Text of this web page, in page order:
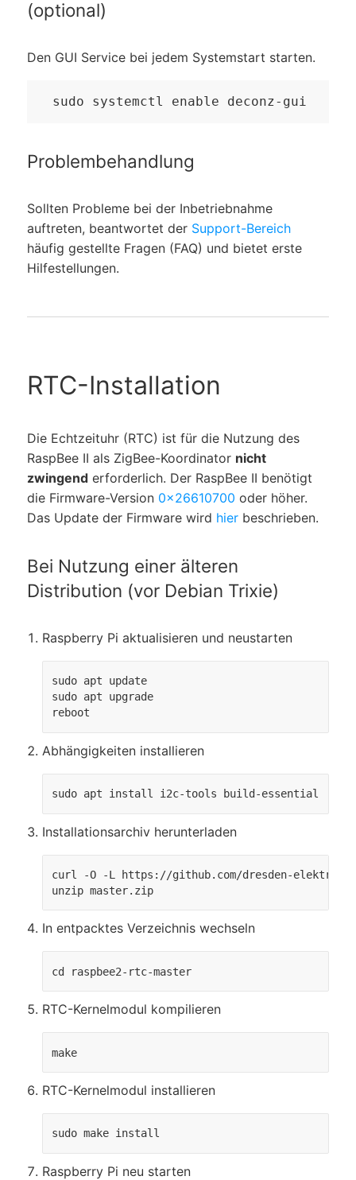
(optional)
Den GUI Service bei jedem Systemstart starten.
sudo systemctl enable deconz-gui
Problembehandlung
Sollten Probleme bei der Inbetriebnahme
auftreten, beantwortet der Support-Bereich
häufig gestellte Fragen (FAQ) und bietet erste
Hilfestellungen.
RTC-Installation
Die Echtzeituhr (RTC) ist für die Nutzung des
RaspBee II als ZigBee-Koordinator nicht
zwingenderforderlich. Der RaspBee II benötigt
die Firmware-Version 0x26610700 oder höher.
Das Update der Firmware wird hierbeschrieben.
Bei Nutzung einer älteren
Distribution (vor Debian Trixie)
Raspberry Pi aktualisieren und neustarten
sudo apt update
sudo apt upgrade
reboot
Abhängigkeiten installieren
sudo apt install i2c-tools build-essential
Installationsarchiv herunterladen
curl -O -L https://github.com/dresden-
unzip master.zip
In entpacktes Verzeichnis wechseln
cd raspbee2-rtc-master
RTC-Kernelmodul kompilieren
make
RTC-Kernelmodul installieren
sudo make install
Raspberry Pi neu starten